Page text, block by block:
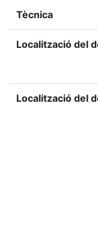
Tècnica
Localització del
Localització del